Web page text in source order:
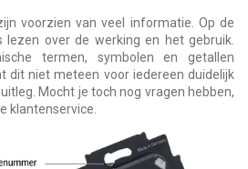
voorzien van veel informatie. Op de
lezen over de werking en het gebruik.
termen, symbolen en getallen
dit niet meteen voor iedereen duidelijk
Mocht je toch nog vragen hebben,
klantenservice.